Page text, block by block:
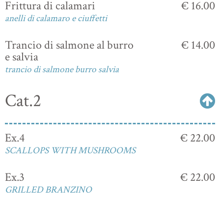
Frittura di calamari
anelli di calamaro e ciuffetti
€ 16.00
Trancio di salmone al burro
e salvia
trancio di salmone burro salvia
€ 14.00
Cat.2
Ex.4
SCALLOPS WITH MUSHROOMS
€ 22.00
Ex.3
GRILLED BRANZINO
€ 22.00